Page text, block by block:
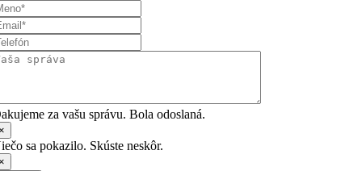
za vašu správu. Bola odoslaná.
sa pokazilo. Skúste neskôr.